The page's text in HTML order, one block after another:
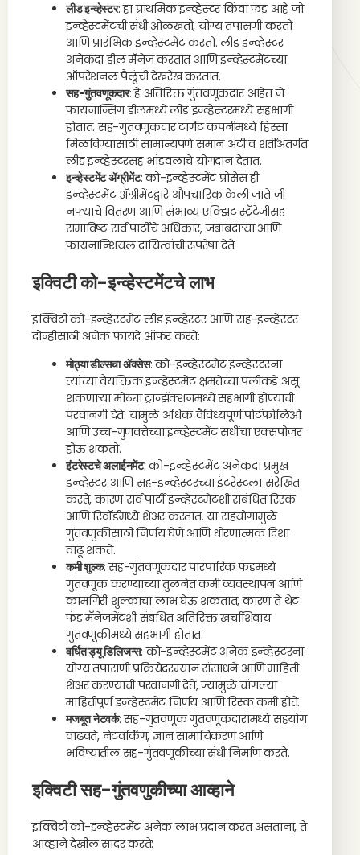
लीड इन्व्हेस्टर: हा प्राथमिक इन्व्हेस्टर किंवा फंड आहे जो
इन्व्हेस्टमेंटची संधी ओळखतो, योग्य तपासणी करतो
आणि प्रारंभिक इन्व्हेस्टमेंट करतो. लीड इन्व्हेस्टर
अनेकदा डील मॅनेज करतात आणि इन्व्हेस्टमेंटच्या
ऑपरेशनल पैलूंची देखरेख करतात.
सह-गुंतवणूकदार: हे अतिरिक्त गुंतवणूकदार आहेत जे
फायनान्सिंग डीलमध्ये लीड इन्व्हेस्टरमध्ये सहभागी
होतात. सह-गुंतवणूकदार टार्गेट कंपनीमध्ये हिस्सा
मिळविण्यासाठी सामान्यपणे समान अटी व शर्तींअंतर्गत
लीड इन्व्हेस्टरसह भांडवलाचे योगदान देतात.
इन्व्हेस्टमेंट ॲग्रीमेंट: को-इन्व्हेस्टमेंट प्रोसेस ही
इन्व्हेस्टमेंट ॲग्रीमेंटद्वारे औपचारिक केली जाते जी
नफ्याचे वितरण आणि संभाव्य एक्झिट स्ट्रॅटेजीसह
समाविष्ट सर्व पार्टीचे अधिकार, जबाबदाऱ्या आणि
फायनान्शियल दायित्वांची रूपरेषा देते.
इक्विटी को-इन्व्हेस्टमेंटचे लाभ
इक्विटी को-इन्व्हेस्टमेंट लीड इन्व्हेस्टर आणि सह-इन्व्हेस्टर
दोन्हीसाठी अनेक फायदे ऑफर करते:
मोठ्या डील्सचा ॲक्सेस: को-इन्व्हेस्टमेंट इन्व्हेस्टरना
त्यांच्या वैयक्तिक इन्व्हेस्टमेंट क्षमतेच्या पलीकडे असू
शकणाऱ्या मोठ्या ट्रान्झॅक्शनमध्ये सहभागी होण्याची
परवानगी देते. यामुळे अधिक वैविध्यपूर्ण पोर्टफोलिओ
आणि उच्च-गुणवत्तेच्या इन्व्हेस्टमेंट संधींचा एक्सपोजर
होऊ शकतो.
इंटरेस्टचे अलाईनमेंट: को-इन्व्हेस्टमेंट अनेकदा प्रमुख
इन्व्हेस्टर आणि सह-इन्व्हेस्टरच्या इंटरेस्टला संरेखित
करते, कारण सर्व पार्टी इन्व्हेस्टमेंटशी संबंधित रिस्क
आणि रिवॉर्डमध्ये शेअर करतात. या सहयोगामुळे
गुंतवणुकीसाठी निर्णय घेणे आणि धोरणात्मक दिशा
वाढू शकते.
कमी शुल्क: सह-गुंतवणूकदार पारंपारिक फंडमध्ये
गुंतवणूक करण्याच्या तुलनेत कमी व्यवस्थापन आणि
कामगिरी शुल्काचा लाभ घेऊ शकतात, कारण ते थेट
फंड मॅनेजमेंटशी संबंधित अतिरिक्त खर्चाशिवाय
गुंतवणूकीमध्ये सहभागी होतात.
वर्धित ड्यू डिलिजन्स: को-इन्व्हेस्टमेंट अनेक इन्व्हेस्टरना
योग्य तपासणी प्रक्रियेदरम्यान संसाधने आणि माहिती
शेअर करण्याची परवानगी देते, ज्यामुळे चांगल्या
माहितीपूर्ण इन्व्हेस्टमेंट निर्णय आणि रिस्क कमी होते.
मजबूत नेटवर्क: सह-गुंतवणूक गुंतवणूकदारांमध्ये सहयोग
वाढवते, नेटवर्किंग, ज्ञान सामायिकरण आणि
भविष्यातील सह-गुंतवणूकीच्या संधी निर्माण करते.
इक्विटी सह-गुंतवणुकीच्या आव्हाने
इक्विटी को-इन्व्हेस्टमेंट अनेक लाभ प्रदान करत असताना, ते
आव्हाने देखील सादर करते: